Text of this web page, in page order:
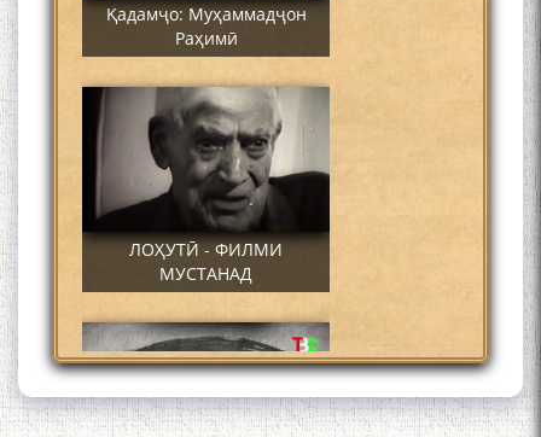
Қадамҷо: Муҳаммадҷон
Раҳимӣ
ЛОҲУТӢ - ФИЛМИ
МУСТАНАД